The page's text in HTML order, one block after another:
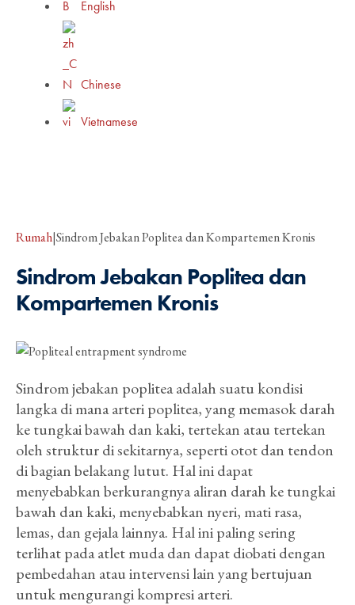
English
Chinese
Vietnamese
Rumah|Sindrom Jebakan Poplitea dan Kompartemen Kronis
Sindrom Jebakan Poplitea dan
Kompartemen Kronis
Sindrom jebakan poplitea adalah suatu kondisi
langka di mana arteri poplitea, yang memasok darah
ke tungkai bawah dan kaki, tertekan atau tertekan
oleh struktur di sekitarnya, seperti otot dan tendon
di bagian belakang lutut. Hal ini dapat
menyebabkan berkurangnya aliran darah ke tungkai
bawah dan kaki, menyebabkan nyeri, mati rasa,
lemas, dan gejala lainnya. Hal ini paling sering
terlihat pada atlet muda dan dapat diobati dengan
pembedahan atau intervensi lain yang bertujuan
untuk mengurangi kompresi arteri.